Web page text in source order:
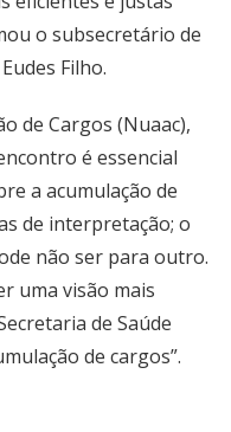
o subsecretário de
Filho.
de Cargos (Nuaac),
é essencial
a acumulação de
de interpretação; o
não ser para outro.
uma visão mais
de Saúde
de cargos”.